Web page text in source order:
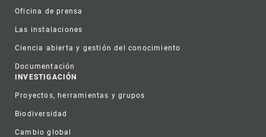
Oficina de prensa
Las instalaciones
Ciencia abierta y gestión del conocimiento
Documentación
INVESTIGACIÓN
Proyectos, herramientas y grupos
Biodiversidad
Cambio global